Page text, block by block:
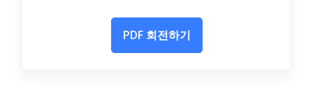
PDF 회전하기